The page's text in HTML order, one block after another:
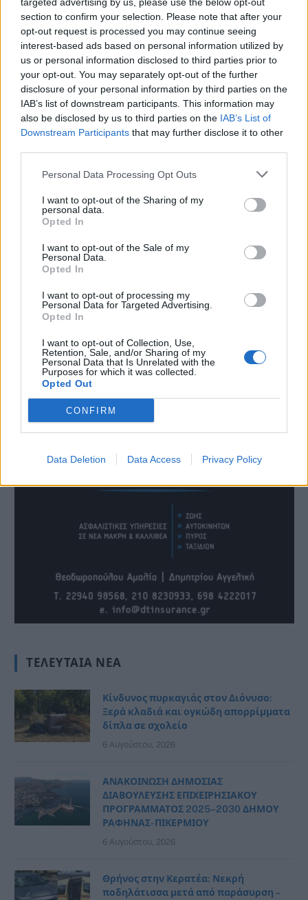
section to confirm your selection. Please note that after your
opt-out request is processed you may continue seeing
interest-based ads based on personal information utilized by
us or personal information disclosed to third parties prior to
your opt-out. You may separately opt-out of the further
disclosure of your personal information by third parties on the
IAB’s list of downstream participants. This information may
also be disclosed by us to third parties on the IAB’s List of
Downstream Participants that may further disclose it to other
Personal Data Processing Opt Outs
I want to opt-out of the Sharing of my
personal data.
Opted In
I want to opt-out of the Sale of my
Personal Data.
Opted In
I want to opt-out of processing my
Personal Data for Targeted Advertising.
Opted In
I want to opt-out of Collection, Use,
Retention, Sale, and/or Sharing of my
Personal Data that Is Unrelated with the
Purposes for which it was collected.
Opted Out
CONFIRM
Data Deletion Data Access Privacy Policy
Ο Δήμος Λαυρεωτικής ενημερώνει ότι όλα τα
σχολεία της Λαυρεωτικής έχουν πλήρως
λειτουργική θέρμανση με υπερεπάρκεια
πετρελαίου. Η ανώνυμη διάδοση ψεμάτων εκθέτουν
μόνο τους «εμπνευστές» και τους πολιτικούς
καθοδηγητές τους.
ΤΕΛΕΥΤΑΊΑ ΝΈΑ
Κίνδυνος πυρκαγιάς στον Διόνυσο:
Ξερά κλαδιά και ογκώδη απορρίμματα
δίπλα σε σχολείο
6 Αυγούστου, 2026
ΑΝΑΚΟΙΝΩΣΗ ΔΗΜΟΣΙΑΣ
ΔΙΑΒΟΥΛΕΥΣΗΣ ΕΠΙΧΕΙΡΗΣΙΑΚΟΥ
ΠΡΟΓΡΑΜΜΑΤΟΣ 2025–2030 ΔΗΜΟΥ
ΡΑΦΗΝΑΣ- ΠΙΚΕΡΜΙΟΥ
6 Αυγούστου, 2026
Θρήνος στην Κερατέα: Νεκρή
ποδηλάτισσα μετά από παράσυρση –